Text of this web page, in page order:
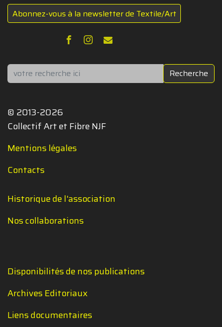
Abonnez-vous à la newsletter de Textile/Art
Rechercher Recherche
© 2013-2026
Collectif Art et Fibre NJF
Mentions légales
Contacts
Historique de l'association
Nos collaborations
Disponibilités de nos publications
Archives Editoriaux
Liens documentaires